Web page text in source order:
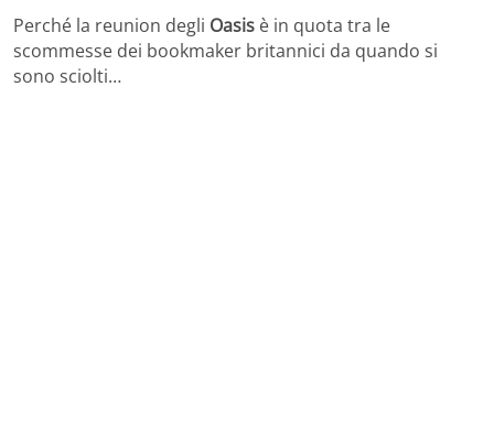
Perché la reunion degli Oasis è in quota tra le
scommesse dei bookmaker britannici da quando si
sono sciolti…